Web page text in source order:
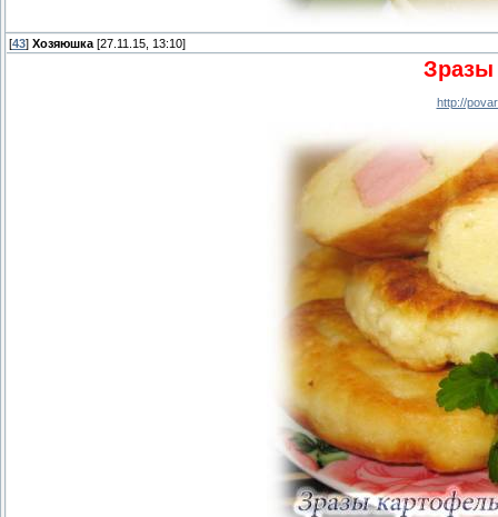
[43] Хозяюшка [27.11.15, 13:10]
http://